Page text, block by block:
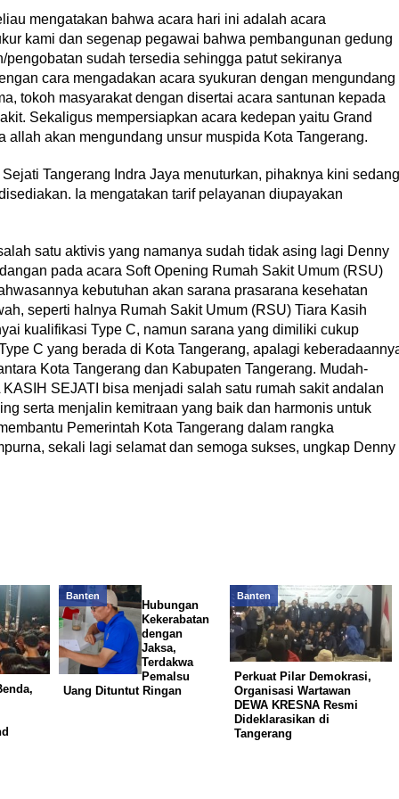
mengatakan bahwa acara hari ini adalah acara
kami dan segenap pegawai bahwa pembangunan gedung
sudah tersedia sehingga patut sekiranya
cara mengadakan acara syukuran dengan mengundang
tokoh masyarakat dengan disertai acara santunan kepada
Sekaligus mempersiapkan acara kedepan yaitu Grand
akan mengundang unsur muspida Kota Tangerang.
Tangerang Indra Jaya menuturkan, pihaknya kini sedang
Ia mengatakan tarif pelayanan diupayakan
satu aktivis yang namanya sudah tidak asing lagi Denny
pada acara Soft Opening Rumah Sakit Umum (RSU)
kebutuhan akan sarana prasarana kesehatan
seperti halnya Rumah Sakit Umum (RSU) Tiara Kasih
kualifikasi Type C, namun sarana yang dimiliki cukup
C yang berada di Kota Tangerang, apalagi
Kota Tangerang dan Kabupaten Tangerang. Mudah-
SEJATI bisa menjadi salah satu rumah sakit andalan
serta menjalin kemitraan yang baik dan harmonis untuk
Pemerintah Kota Tangerang dalam rangka
sekali lagi selamat dan semoga sukses, ungkap Denny
Banten
Hubungan
Kekerabatan
dengan
Jaksa,
Terdakwa
Pemalsu
Uang Dituntut Ringan
Banten
Perkuat Pilar Demokrasi,
Organisasi Wartawan
DEWA KRESNA Resmi
Dideklarasikan di
Tangerang